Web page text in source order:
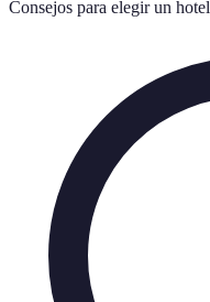
Consejos para elegir un hotel